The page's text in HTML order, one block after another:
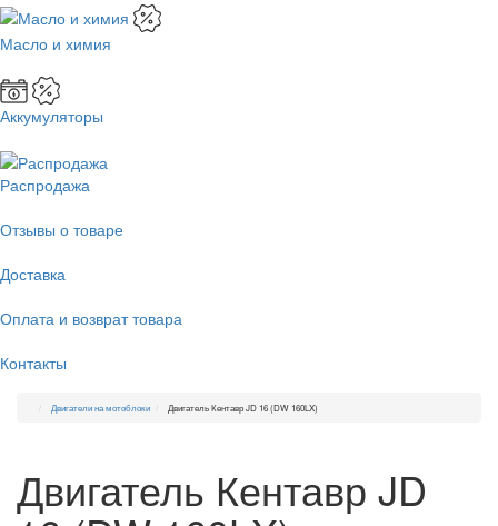
Масло и химия
Аккумуляторы
Распродажа
Отзывы о товаре
Доставка
Оплата и возврат товара
Контакты
Двигатели на мотоблоки Двигатель Кентавр JD 16 (DW 160LX)
Двигатель Кентавр JD